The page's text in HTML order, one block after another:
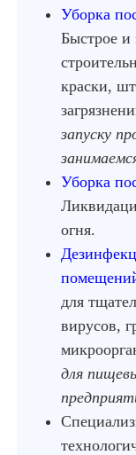
Уборка
Быстрое и
краски,
запуску
Уборка
огня.
для
вирусов,
для